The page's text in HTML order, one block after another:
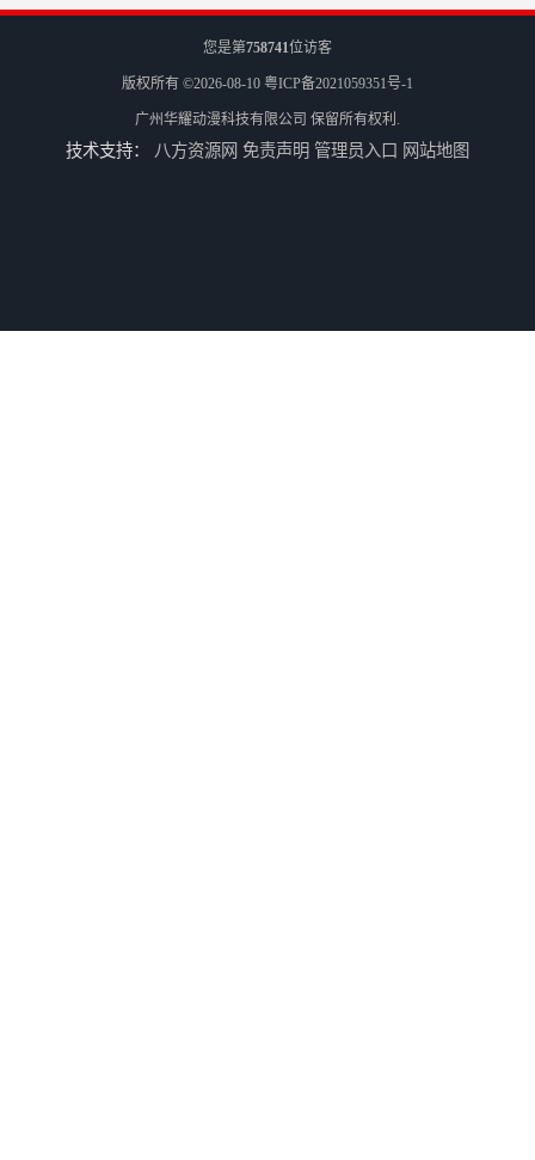
您是第758741位访客
版权所有 ©2026-08-10 粤ICP备2021059351号-1
广州华耀动漫科技有限公司 保留所有权利.
技术支持： 八方资源网 免责声明 管理员入口 网站地图